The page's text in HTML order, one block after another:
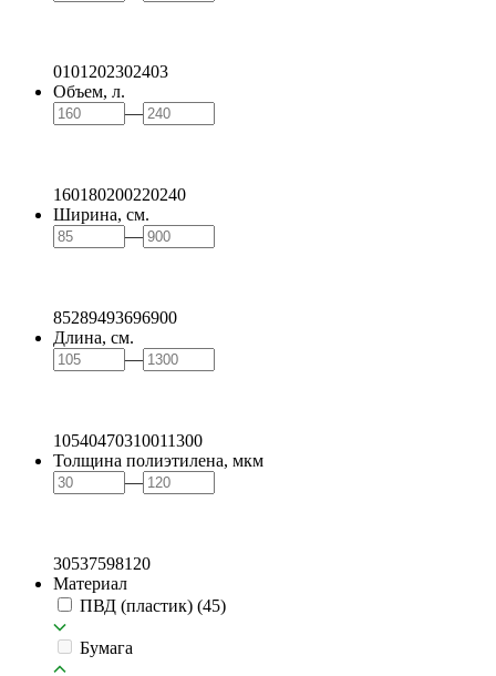
0101 202302403
Объем, л.
—
160180200220240
Ширина, см.
—
85289493696900
Длина, см.
—
10540470310011300
Толщина полиэтилена, мкм
—
30537598120
Материал
ПВД (пластик) (45)
Бумага